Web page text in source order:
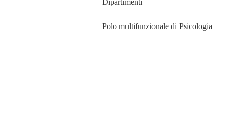
Dipartimenti
Polo multifunzionale di Psicologia